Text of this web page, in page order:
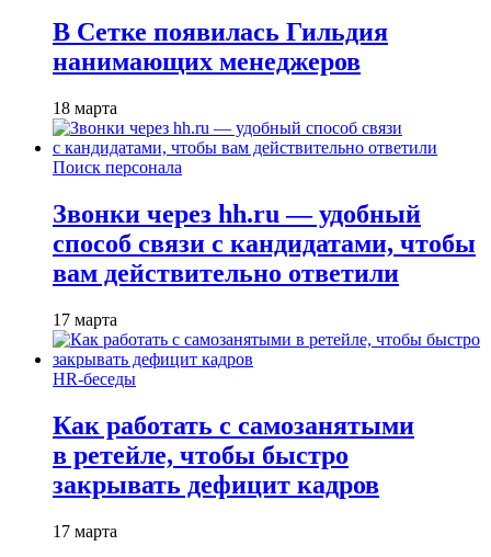
В Сетке появилась Гильдия
нанимающих менеджеров
18 марта
Поиск персонала
Звонки через hh.ru — удобный
способ связи с кандидатами, чтобы
вам действительно ответили
17 марта
HR-беседы
Как работать с самозанятыми
в ретейле, чтобы быстро
закрывать дефицит кадров
17 марта